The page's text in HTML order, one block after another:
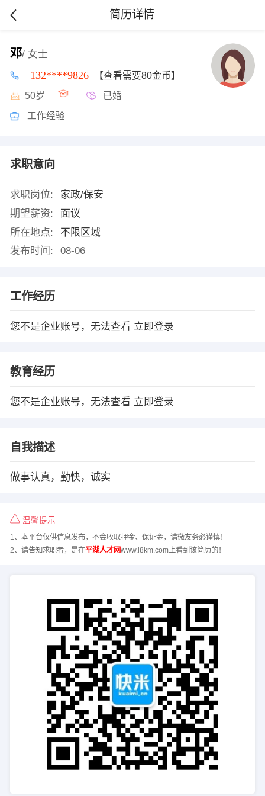
简历详情
邓/ 女士
132****9826 【查看需要80金币】
50岁 已婚
工作经验
求职意向
求职岗位:
家政/保安
期望薪资:
面议
所在地点:
不限区域
发布时间:
08-06
工作经历
您不是企业账号，无法查看 立即登录
教育经历
您不是企业账号，无法查看 立即登录
自我描述
做事认真，勤快，诚实
温馨提示
1、本平台仅供信息发布，不会收取押金、保证金，请微友务必谨慎！
2、请告知求职者，是在平湖人才网www.i8km.com上看到该简历的！